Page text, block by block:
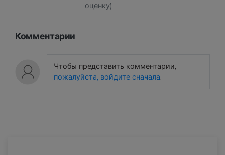
оценку)
Комментарии
Чтобы представить комментарии,
пожалуйста, войдите сначала.